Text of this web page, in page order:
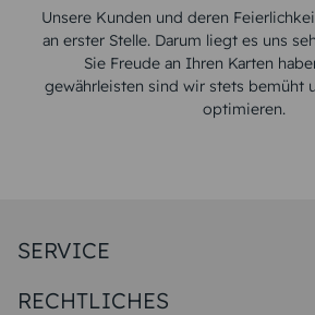
Unsere Kunden und deren
an erster Stelle. Darum liegt es uns
Sie Freude an Ihren Karten
gewährleisten sind wir stets bemüht
optimieren.
SERVICE
Papiersorten
RECHTLICHES